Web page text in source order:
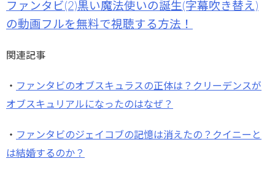
ファンタビ(2)黒い魔法使いの誕生(字幕吹き替え)
の動画フルを無料で視聴する方法！
関連記事
・ ファンタビのオブスキュラスの正体は？クリーデンスが
オブスキュリアルになったのはなぜ？
・ ファンタビのジェイコブの記憶は消えたの？クイニーと
は結婚するのか？